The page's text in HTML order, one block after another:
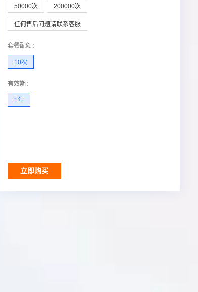
50000次 200000次
任何售后问题请联系客服
套餐配额 ：
10次
有效期 ：
1年
立即购买